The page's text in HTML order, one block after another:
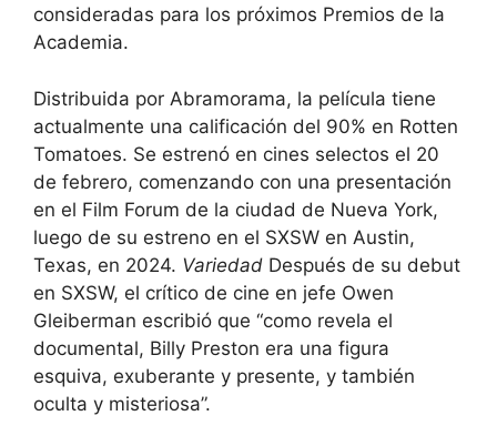
consideradas para los próximos Premios de la
Academia.
Distribuida por Abramorama, la película tiene
actualmente una calificación del 90% en Rotten
Tomatoes. Se estrenó en cines selectos el 20
de febrero, comenzando con una presentación
en el Film Forum de la ciudad de Nueva York,
luego de su estreno en el SXSW en Austin,
Texas, en 2024. Variedad Después de su debut
en SXSW, el crítico de cine en jefe Owen
Gleiberman escribió que “como revela el
documental, Billy Preston era una figura
esquiva, exuberante y presente, y también
oculta y misteriosa”.